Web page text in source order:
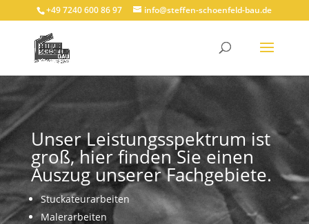
+49 7240 600 86 97 info@steffen-schoenfeld-bau.de
Unser Leistungsspektrum ist
groß, hier finden Sie einen
Auszug unserer Fachgebiete.
Stuckateurarbeiten
Malerarbeiten